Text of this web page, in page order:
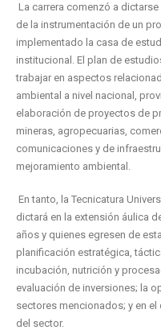
La carrera comenzó a dictarse
de la instrumentación de un
implementado la casa de
institucional. El plan de
trabajar en aspectos
ambiental a nivel nacional,
elaboración de proyectos de
mineras, agropecuarias,
comunicaciones y de
mejoramiento ambiental.
En tanto, la Tecnicatura
dictará en la extensión áulica
años y quienes egresen de
planificación estratégica,
incubación, nutrición y
evaluación de inversiones; la
sectores mencionados; y en
del sector.